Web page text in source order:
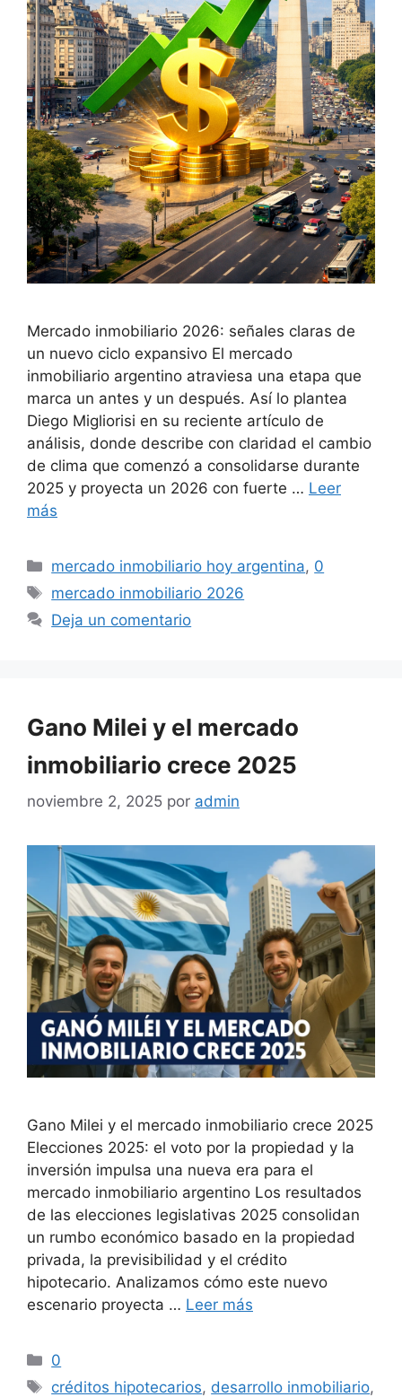
Mercado inmobiliario 2026: señales claras de
un nuevo ciclo expansivo El mercado
inmobiliario argentino atraviesa una etapa que
marca un antes y un después. Así lo plantea
Diego Migliorisi en su reciente artículo de
análisis, donde describe con claridad el cambio
de clima que comenzó a consolidarse durante
2025 y proyecta un 2026 con fuerte … Leer
más
Categorías
mercado inmobiliario hoy argentina, 0
Etiquetas
mercado inmobiliario 2026
Deja un comentario
Gano Milei y el mercado
inmobiliario crece 2025
noviembre 2, 2025 por admin
Gano Milei y el mercado inmobiliario crece 2025
Elecciones 2025: el voto por la propiedad y la
inversión impulsa una nueva era para el
mercado inmobiliario argentino Los resultados
de las elecciones legislativas 2025 consolidan
un rumbo económico basado en la propiedad
privada, la previsibilidad y el crédito
hipotecario. Analizamos cómo este nuevo
escenario proyecta … Leer más
Categorías
0
Etiquetas
créditos hipotecarios, desarrollo inmobiliario,